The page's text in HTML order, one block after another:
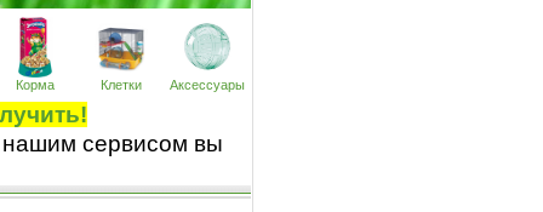
Корма Клетки Аксессуары
нашим сервисом вы